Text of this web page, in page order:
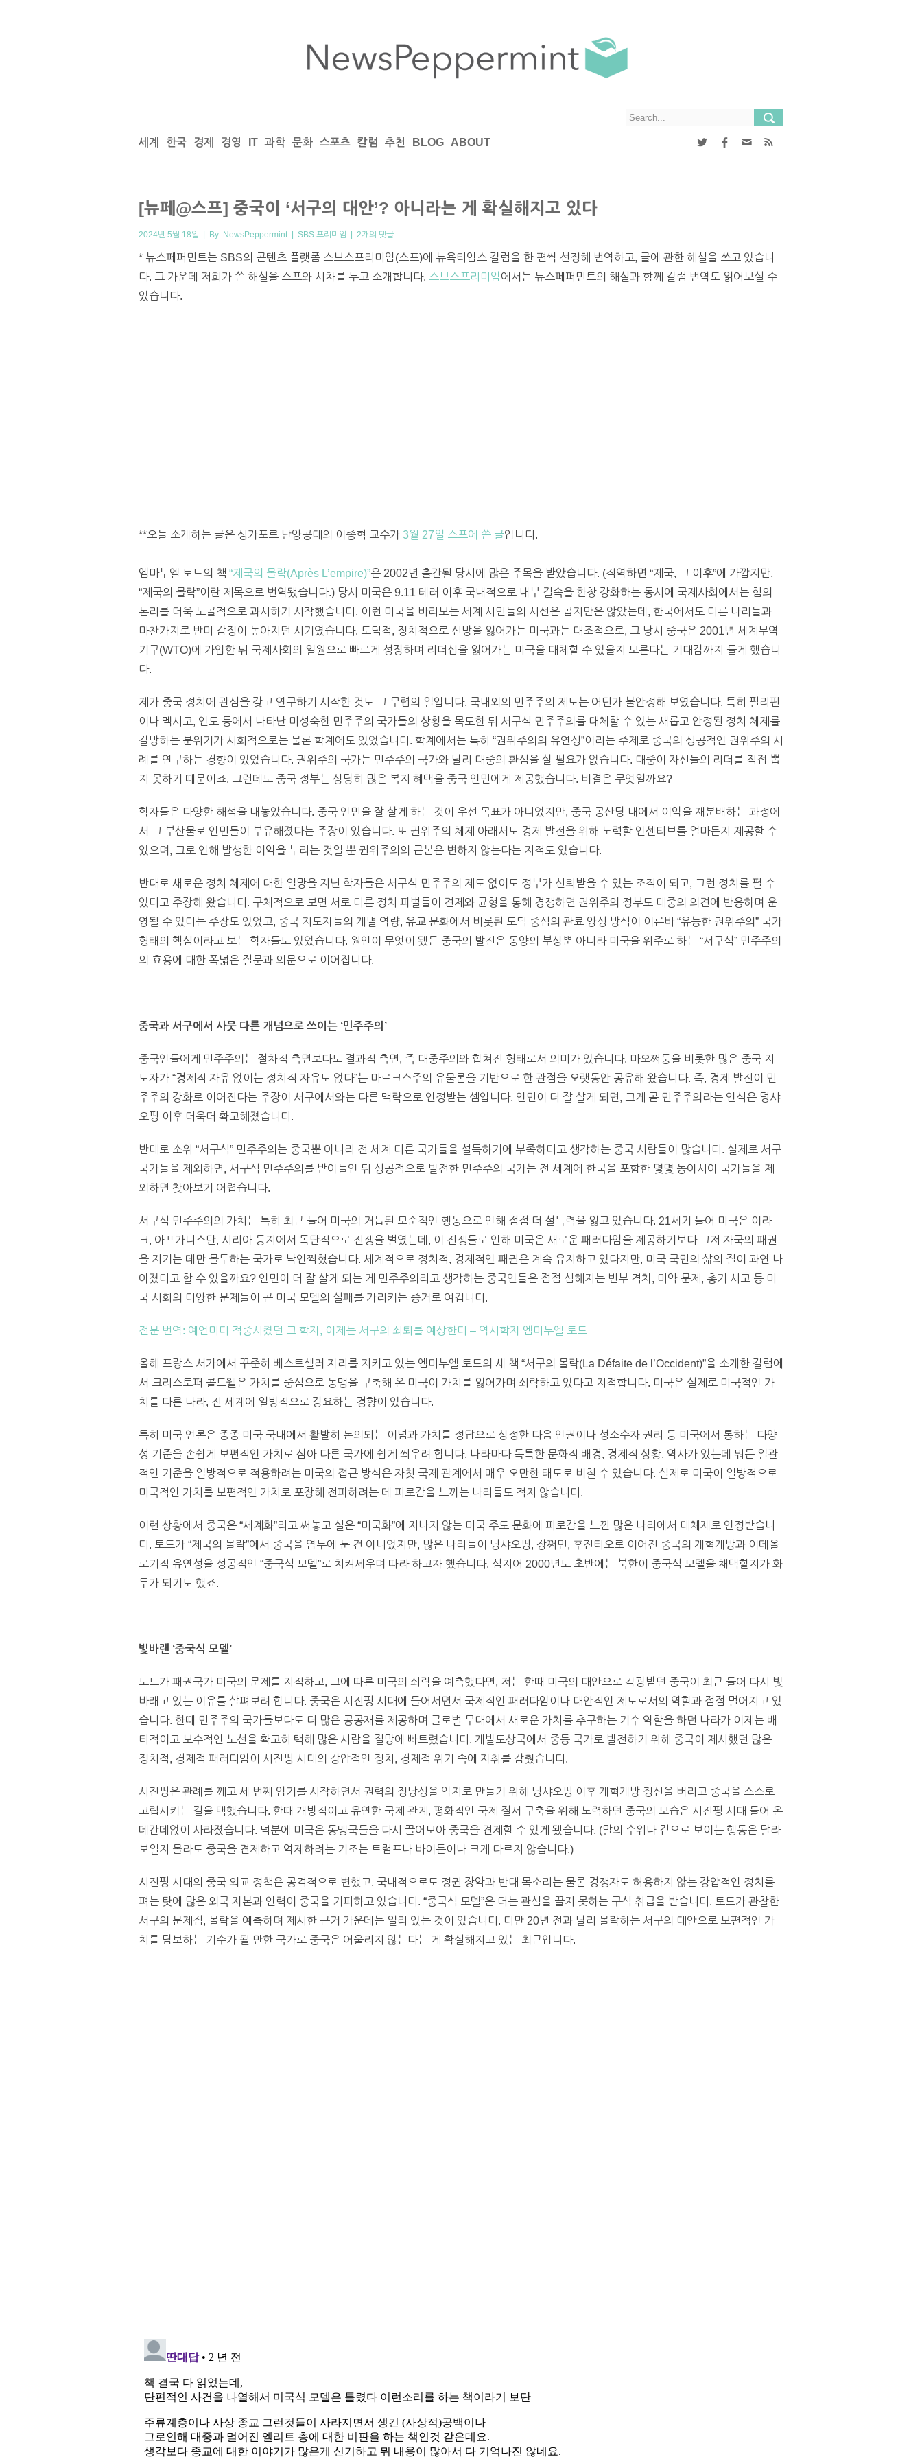
세계 한국 경제 경영 IT 과학 문화 스포츠 칼럼 추천 BLOG ABOUT
[뉴페@스프] 중국이 ‘서구의 대안’? 아니라는 게 확실해지고 있다
2024년 5월 18일 | By: NewsPeppermint| SBS 프리미엄 | 2개의 댓글
* 뉴스페퍼민트는 SBS의 콘텐츠 플랫폼 스브스프리미엄(스프)에 뉴욕타임스 칼럼을 한 편씩 선정해 번역하고, 글에 관한 해설을 쓰고 있습니
다. 그 가운데 저희가 쓴 해설을 스프와 시차를 두고 소개합니다. 스브스프리미엄 에서는 뉴스페퍼민트의 해설과 함께 칼럼 번역도 읽어보실 수
있습니다.
**오늘 소개하는 글은 싱가포르 난양공대의 이종혁 교수가 3월 27일 스프에 쓴 글입니다.
엠마누엘 토드의 책 “제국의 몰락(Après L’empire)”은 2002년 출간될 당시에 많은 주목을 받았습니다. (직역하면 “제국, 그 이후”에 가깝지만,
“제국의 몰락”이란 제목으로 번역됐습니다.) 당시 미국은 9.11 테러 이후 국내적으로 내부 결속을 한창 강화하는 동시에 국제사회에서는 힘의
논리를 더욱 노골적으로 과시하기 시작했습니다. 이런 미국을 바라보는 세계 시민들의 시선은 곱지만은 않았는데, 한국에서도 다른 나라들과
마찬가지로 반미 감정이 높아지던 시기였습니다. 도덕적, 정치적으로 신망을 잃어가는 미국과는 대조적으로, 그 당시 중국은 2001년 세계무역
기구(WTO)에 가입한 뒤 국제사회의 일원으로 빠르게 성장하며 리더십을 잃어가는 미국을 대체할 수 있을지 모른다는 기대감까지 들게 했습니
다.
제가 중국 정치에 관심을 갖고 연구하기 시작한 것도 그 무렵의 일입니다. 국내외의 민주주의 제도는 어딘가 불안정해 보였습니다. 특히 필리핀
이나 멕시코, 인도 등에서 나타난 미성숙한 민주주의 국가들의 상황을 목도한 뒤 서구식 민주주의를 대체할 수 있는 새롭고 안정된 정치 체제를
갈망하는 분위기가 사회적으로는 물론 학계에도 있었습니다. 학계에서는 특히 “권위주의의 유연성”이라는 주제로 중국의 성공적인 권위주의 사
례를 연구하는 경향이 있었습니다. 권위주의 국가는 민주주의 국가와 달리 대중의 환심을 살 필요가 없습니다. 대중이 자신들의 리더를 직접 뽑
지 못하기 때문이죠. 그런데도 중국 정부는 상당히 많은 복지 혜택을 중국 인민에게 제공했습니다. 비결은 무엇일까요?
학자들은 다양한 해석을 내놓았습니다. 중국 인민을 잘 살게 하는 것이 우선 목표가 아니었지만, 중국 공산당 내에서 이익을 재분배하는 과정에
서 그 부산물로 인민들이 부유해졌다는 주장이 있습니다. 또 권위주의 체제 아래서도 경제 발전을 위해 노력할 인센티브를 얼마든지 제공할 수
있으며, 그로 인해 발생한 이익을 누리는 것일 뿐 권위주의의 근본은 변하지 않는다는 지적도 있습니다.
반대로 새로운 정치 체제에 대한 열망을 지닌 학자들은 서구식 민주주의 제도 없이도 정부가 신뢰받을 수 있는 조직이 되고, 그런 정치를 펼 수
있다고 주장해 왔습니다. 구체적으로 보면 서로 다른 정치 파벌들이 견제와 균형을 통해 경쟁하면 권위주의 정부도 대중의 의견에 반응하며 운
영될 수 있다는 주장도 있었고, 중국 지도자들의 개별 역량, 유교 문화에서 비롯된 도덕 중심의 관료 양성 방식이 이른바 “유능한 권위주의” 국가
형태의 핵심이라고 보는 학자들도 있었습니다. 원인이 무엇이 됐든 중국의 발전은 동양의 부상뿐 아니라 미국을 위주로 하는 “서구식” 민주주의
의 효용에 대한 폭넓은 질문과 의문으로 이어집니다.
중국과 서구에서 사뭇 다른 개념으로 쓰이는 ‘민주주의’
중국인들에게 민주주의는 절차적 측면보다도 결과적 측면, 즉 대중주의와 합쳐진 형태로서 의미가 있습니다. 마오쩌둥을 비롯한 많은 중국 지
도자가 “경제적 자유 없이는 정치적 자유도 없다”는 마르크스주의 유물론을 기반으로 한 관점을 오랫동안 공유해 왔습니다. 즉, 경제 발전이 민
주주의 강화로 이어진다는 주장이 서구에서와는 다른 맥락으로 인정받는 셈입니다. 인민이 더 잘 살게 되면, 그게 곧 민주주의라는 인식은 덩샤
오핑 이후 더욱더 확고해졌습니다.
반대로 소위 “서구식” 민주주의는 중국뿐 아니라 전 세계 다른 국가들을 설득하기에 부족하다고 생각하는 중국 사람들이 많습니다. 실제로 서구
국가들을 제외하면, 서구식 민주주의를 받아들인 뒤 성공적으로 발전한 민주주의 국가는 전 세계에 한국을 포함한 몇몇 동아시아 국가들을 제
외하면 찾아보기 어렵습니다.
서구식 민주주의의 가치는 특히 최근 들어 미국의 거듭된 모순적인 행동으로 인해 점점 더 설득력을 잃고 있습니다. 21세기 들어 미국은 이라
크, 아프가니스탄, 시리아 등지에서 독단적으로 전쟁을 벌였는데, 이 전쟁들로 인해 미국은 새로운 패러다임을 제공하기보다 그저 자국의 패권
을 지키는 데만 몰두하는 국가로 낙인찍혔습니다. 세계적으로 정치적, 경제적인 패권은 계속 유지하고 있다지만, 미국 국민의 삶의 질이 과연 나
아졌다고 할 수 있을까요? 인민이 더 잘 살게 되는 게 민주주의라고 생각하는 중국인들은 점점 심해지는 빈부 격차, 마약 문제, 총기 사고 등 미
국 사회의 다양한 문제들이 곧 미국 모델의 실패를 가리키는 증거로 여깁니다.
전문 번역: 예언마다 적중시켰던 그 학자, 이제는 서구의 쇠퇴를 예상한다 – 역사학자 엠마누엘 토드
올해 프랑스 서가에서 꾸준히 베스트셀러 자리를 지키고 있는 엠마누엘 토드의 새 책 “서구의 몰락(La Défaite de l’Occident)”을 소개한 칼럼에
서 크리스토퍼 콜드웰은 가치를 중심으로 동맹을 구축해 온 미국이 가치를 잃어가며 쇠락하고 있다고 지적합니다. 미국은 실제로 미국적인 가
치를 다른 나라, 전 세계에 일방적으로 강요하는 경향이 있습니다.
특히 미국 언론은 종종 미국 국내에서 활발히 논의되는 이념과 가치를 정답으로 상정한 다음 인권이나 성소수자 권리 등 미국에서 통하는 다양
성 기준을 손쉽게 보편적인 가치로 삼아 다른 국가에 쉽게 씌우려 합니다. 나라마다 독특한 문화적 배경, 경제적 상황, 역사가 있는데 뭐든 일관
적인 기준을 일방적으로 적용하려는 미국의 접근 방식은 자칫 국제 관계에서 매우 오만한 태도로 비칠 수 있습니다. 실제로 미국이 일방적으로
미국적인 가치를 보편적인 가치로 포장해 전파하려는 데 피로감을 느끼는 나라들도 적지 않습니다.
이런 상황에서 중국은 “세계화”라고 써놓고 실은 “미국화”에 지나지 않는 미국 주도 문화에 피로감을 느낀 많은 나라에서 대체재로 인정받습니
다. 토드가 “제국의 몰락”에서 중국을 염두에 둔 건 아니었지만, 많은 나라들이 덩샤오핑, 장쩌민, 후진타오로 이어진 중국의 개혁개방과 이데올
로기적 유연성을 성공적인 “중국식 모델”로 치켜세우며 따라 하고자 했습니다. 심지어 2000년도 초반에는 북한이 중국식 모델을 채택할지가 화
두가 되기도 했죠.
빛바랜 ‘중국식 모델’
토드가 패권국가 미국의 문제를 지적하고, 그에 따른 미국의 쇠락을 예측했다면, 저는 한때 미국의 대안으로 각광받던 중국이 최근 들어 다시 빛
바래고 있는 이유를 살펴보려 합니다. 중국은 시진핑 시대에 들어서면서 국제적인 패러다임이나 대안적인 제도로서의 역할과 점점 멀어지고 있
습니다. 한때 민주주의 국가들보다도 더 많은 공공재를 제공하며 글로벌 무대에서 새로운 가치를 추구하는 기수 역할을 하던 나라가 이제는 배
타적이고 보수적인 노선을 확고히 택해 많은 사람을 절망에 빠트렸습니다. 개발도상국에서 중등 국가로 발전하기 위해 중국이 제시했던 많은
정치적, 경제적 패러다임이 시진핑 시대의 강압적인 정치, 경제적 위기 속에 자취를 감췄습니다.
시진핑은 관례를 깨고 세 번째 임기를 시작하면서 권력의 정당성을 억지로 만들기 위해 덩샤오핑 이후 개혁개방 정신을 버리고 중국을 스스로
고립시키는 길을 택했습니다. 한때 개방적이고 유연한 국제 관계, 평화적인 국제 질서 구축을 위해 노력하던 중국의 모습은 시진핑 시대 들어 온
데간데없이 사라졌습니다. 덕분에 미국은 동맹국들을 다시 끌어모아 중국을 견제할 수 있게 됐습니다. (말의 수위나 겉으로 보이는 행동은 달라
보일지 몰라도 중국을 견제하고 억제하려는 기조는 트럼프나 바이든이나 크게 다르지 않습니다.)
시진핑 시대의 중국 외교 정책은 공격적으로 변했고, 국내적으로도 정권 장악과 반대 목소리는 물론 경쟁자도 허용하지 않는 강압적인 정치를
펴는 탓에 많은 외국 자본과 인력이 중국을 기피하고 있습니다. “중국식 모델”은 더는 관심을 끌지 못하는 구식 취급을 받습니다. 토드가 관찰한
서구의 문제점, 몰락을 예측하며 제시한 근거 가운데는 일리 있는 것이 있습니다. 다만 20년 전과 달리 몰락하는 서구의 대안으로 보편적인 가
치를 담보하는 기수가 될 만한 국가로 중국은 어울리지 않는다는 게 확실해지고 있는 최근입니다.